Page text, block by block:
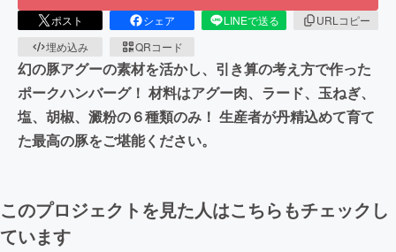
ポスト シェア LINEで送る
URLコピー
埋め込み
QRコード
幻の豚アグーの素材を活かし、引き算の考え方で作った
ポークハンバーグ！ 材料はアグー肉、ラード、玉ねぎ、
塩、胡椒、澱粉の６種類のみ！ 生産者が丹精込めて育て
た最高の豚をご堪能ください。
このプロジェクトを見た人はこちらもチェックし
ています